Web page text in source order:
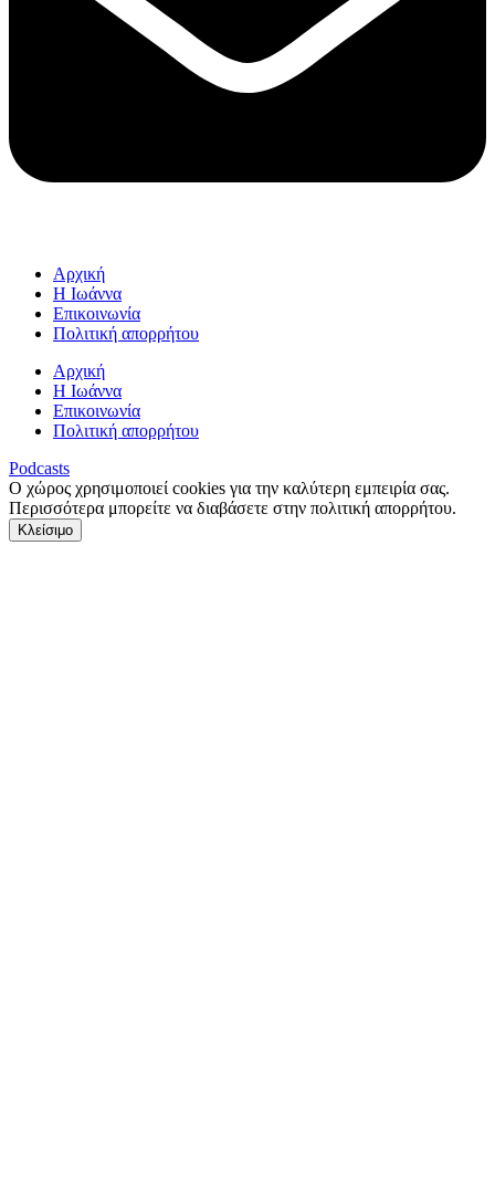
Αρχική
Η Ιωάννα
Επικοινωνία
Πολιτική απορρήτου
Αρχική
Η Ιωάννα
Επικοινωνία
Πολιτική απορρήτου
Podcasts
Ο χώρος χρησιμοποιεί cookies για την καλύτερη εμπειρία σας.
Περισσότερα μπορείτε να διαβάσετε στην πολιτική απορρήτου.
Κλείσιμο